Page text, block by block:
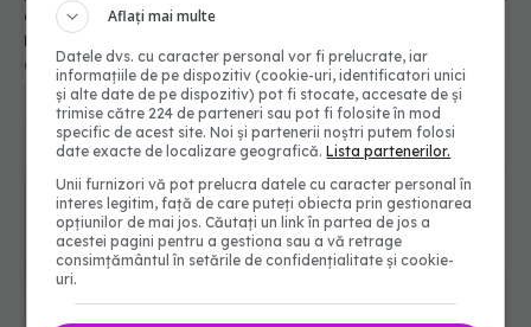
6 greșeli pe care designerii de interior nu le fac
niciodată în propriile case
06 sep 2025, 13:30
Aflați mai multe
Datele dvs. cu caracter personal vor fi prelucrate, iar
informațiile de pe dispozitiv (cookie-uri, identificatori unici
și alte date de pe dispozitiv) pot fi stocate, accesate de și
trimise către 224 de parteneri sau pot fi folosite în mod
specific de acest site. Noi și partenerii noștri putem folosi
date exacte de localizare geografică.Lista partenerilor.
Unii furnizori vă pot prelucra datele cu caracter personal în
interes legitim, față de care puteți obiecta prin gestionarea
opțiunilor de mai jos. Căutați un link în partea de jos a
acestei pagini pentru a gestiona sau a vă retrage
consimțământul în setările de confidențialitate și cookie-
uri.